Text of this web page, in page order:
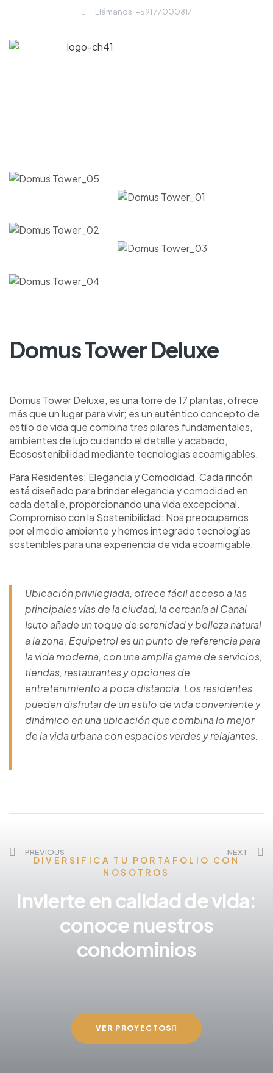
Llámanos: +591 77000817
Domus Tower Deluxe
Domus Tower Deluxe, es una torre de 17 plantas, ofrece
más que un lugar para vivir; es un auténtico concepto de
estilo de vida que combina tres pilares fundamentales,
ambientes de lujo cuidando el detalle y acabado,
Ecosostenibilidad mediante tecnologias ecoamigables.
Para Residentes: Elegancia y Comodidad. Cada rincón
está diseñado para brindar elegancia y comodidad en
cada detalle, proporcionando una vida excepcional.
Compromiso con la Sostenibilidad: Nos preocupamos
por el medio ambiente y hemos integrado tecnologías
sostenibles para una experiencia de vida ecoamigable.
Ubicación privilegiada, ofrece fácil acceso a las
principales vías de la ciudad, la cercanía al Canal
Isuto añade un toque de serenidad y belleza natural
a la zona. Equipetrol es un punto de referencia para
la vida moderna, con una amplia gama de servicios,
tiendas, restaurantes y opciones de
entretenimiento a poca distancia. Los residentes
pueden disfrutar de un estilo de vida conveniente y
dinámico en una ubicación que combina lo mejor
de la vida urbana con espacios verdes y relajantes.
PREVIOUS NEXT
DIVERSIFICA TU PORTAFOLIO CON
NOSOTROS
Invierte en calidad de vida:
conoce nuestros
condominios
VER PROYECTOS